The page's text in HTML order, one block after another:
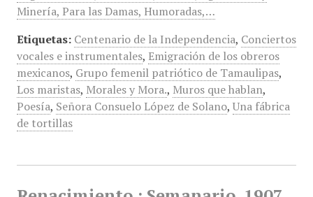
Minería, Para las Damas, Humoradas,…
Etiquetas: Centenario de la Independencia, Conciertos
vocales e instrumentales, Emigración de los obreros
mexicanos, Grupo femenil patriótico de Tamaulipas,
Los maristas, Morales y Mora., Muros que hablan,
Poesía, Señora Consuelo López de Solano, Una fábrica
de tortillas